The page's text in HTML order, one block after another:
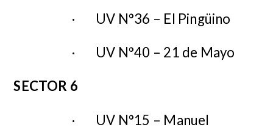
· UV N°36 – El Pingüino
· UV N°40 – 21 de Mayo
SECTOR 6
· UV N°15 – Manuel